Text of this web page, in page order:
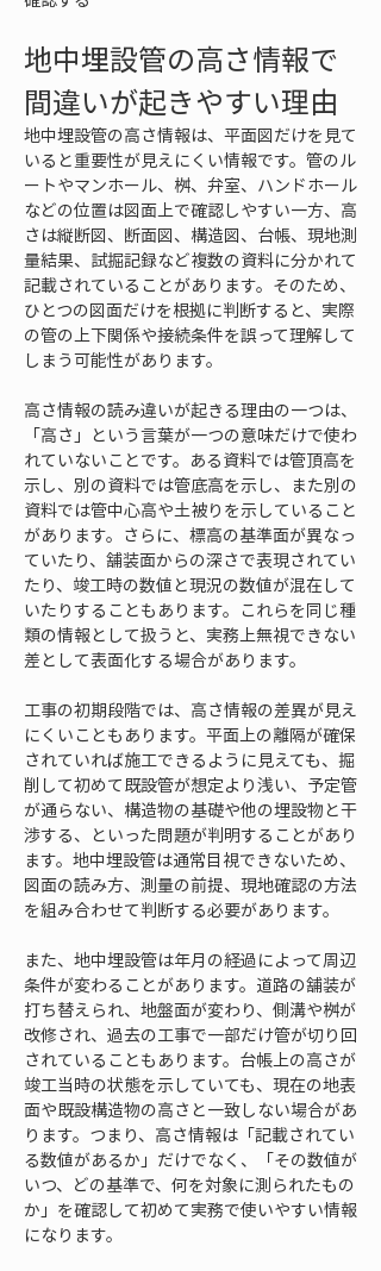
地中埋設管の高さ情報で
間違いが起きやすい理由
地中埋設管の高さ情報は、平面図だけを見て
いると重要性が見えにくい情報です。管のル
ートやマンホール、桝、弁室、ハンドホール
などの位置は図面上で確認しやすい一方、高
さは縦断図、断面図、構造図、台帳、現地測
量結果、試掘記録など複数の資料に分かれて
記載されていることがあります。そのため、
ひとつの図面だけを根拠に判断すると、実際
の管の上下関係や接続条件を誤って理解して
しまう可能性があります。
高さ情報の読み違いが起きる理由の一つは、
「高さ」という言葉が一つの意味だけで使わ
れていないことです。ある資料では管頂高を
示し、別の資料では管底高を示し、また別の
資料では管中心高や土被りを示していること
があります。さらに、標高の基準面が異なっ
ていたり、舗装面からの深さで表現されてい
たり、竣工時の数値と現況の数値が混在して
いたりすることもあります。これらを同じ種
類の情報として扱うと、実務上無視できない
差として表面化する場合があります。
工事の初期段階では、高さ情報の差異が見え
にくいこともあります。平面上の離隔が確保
されていれば施工できるように見えても、掘
削して初めて既設管が想定より浅い、予定管
が通らない、構造物の基礎や他の埋設物と干
渉する、といった問題が判明することがあり
ます。地中埋設管は通常目視できないため、
図面の読み方、測量の前提、現地確認の方法
を組み合わせて判断する必要があります。
また、地中埋設管は年月の経過によって周辺
条件が変わることがあります。道路の舗装が
打ち替えられ、地盤面が変わり、側溝や桝が
改修され、過去の工事で一部だけ管が切り回
されていることもあります。台帳上の高さが
竣工当時の状態を示していても、現在の地表
面や既設構造物の高さと一致しない場合があ
ります。つまり、高さ情報は「記載されてい
る数値があるか」だけでなく、「その数値が
いつ、どの基準で、何を対象に測られたもの
か」を確認して初めて実務で使いやすい情報
になります。